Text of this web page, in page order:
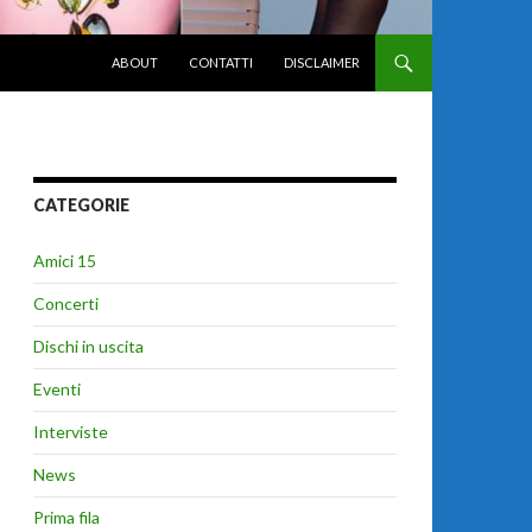
ABOUT
CONTATTI DISCLAIMER
CATEGORIE
Amici 15
Concerti
Dischi in uscita
Eventi
Interviste
News
Prima fila